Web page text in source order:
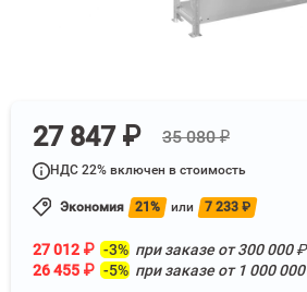
27 847 ₽ 35 080 ₽
НДС 22% включен в стоимость
Экономия 21% или 7 233 ₽
27 012 ₽ -3% при заказе от300 000₽
26 455 ₽ -5% при заказе от 1 000 000